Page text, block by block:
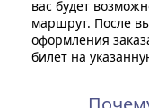
вас будет
маршрут. После
оформления
билет на